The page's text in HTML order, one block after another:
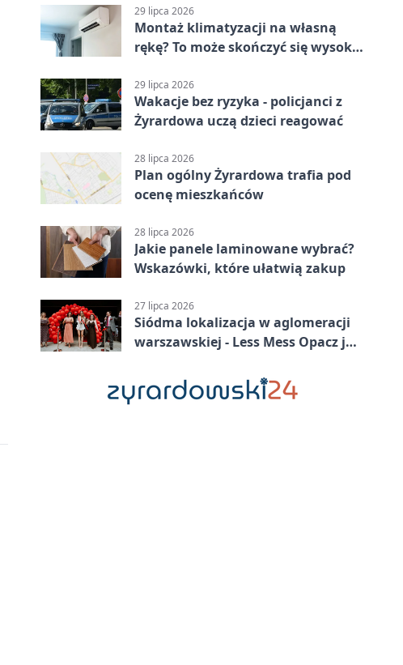
29 lipca 2026
Montaż klimatyzacji na własną
rękę? To może skończyć się wysoką
29 lipca 2026
Wakacje bez ryzyka - policjanci z
Żyrardowa uczą dzieci reagować
28 lipca 2026
Plan ogólny Żyrardowa trafia pod
ocenę mieszkańców
28 lipca 2026
Jakie panele laminowane wybrać?
Wskazówki, które ułatwią zakup
27 lipca 2026
Siódma lokalizacja w aglomeracji
warszawskiej - Less Mess Opacz już